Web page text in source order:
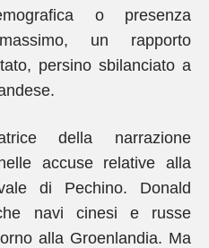
o presenza
un rapporto
persino sbilanciato a
della narrazione
accuse relative alla
di Pechino. Donald
navi cinesi e russe
alla Groenlandia. Ma